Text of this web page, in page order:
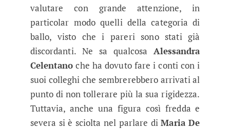
valutare con grande attenzione, in
particolar modo quelli della categoria di
ballo, visto che i pareri sono stati già
discordanti. Ne sa qualcosaAlessandra
Celentano che ha dovuto fare i conti con i
suoi colleghi che sembrerebbero arrivati al
punto di non tollerare più la sua rigidezza.
Tuttavia, anche una figura così fredda e
severa si è sciolta nel parlare diMaria De